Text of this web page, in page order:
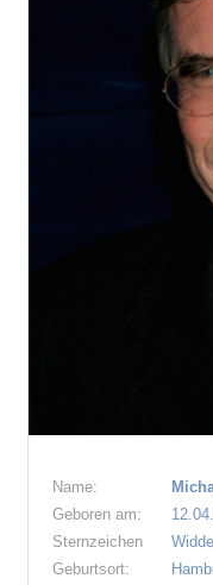
Name:
Geboren am:
Sternzeichen
Geburtsort: